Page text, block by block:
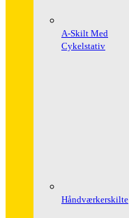
A-Skilt Med
Cykelstativ
Håndværkerskilte